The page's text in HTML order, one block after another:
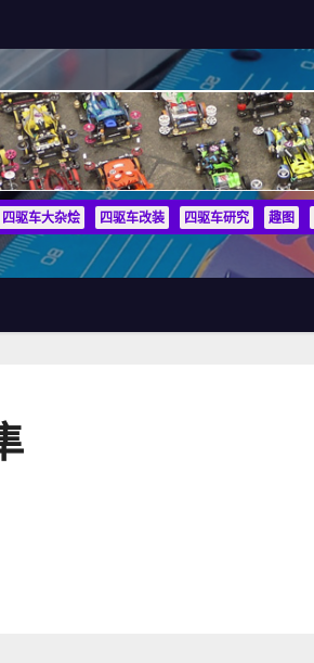
四驱车大杂烩 四驱车改装 四驱车研究 趣图